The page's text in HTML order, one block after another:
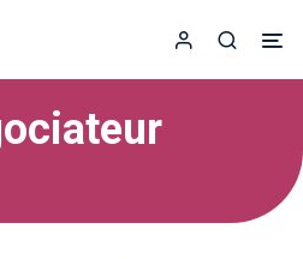
Espace